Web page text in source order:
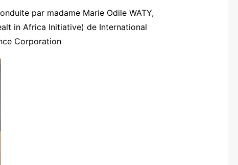
par madame Marie Odile WATY,
in Africa Initiative) de International
Corporation